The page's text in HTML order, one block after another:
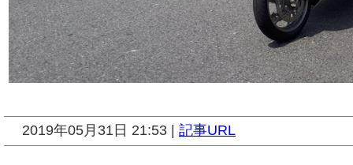
2019年05月31日 21:53 | 記事URL